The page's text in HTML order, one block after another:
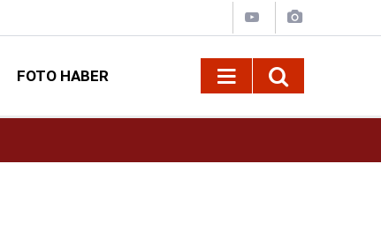
FOTO HABER